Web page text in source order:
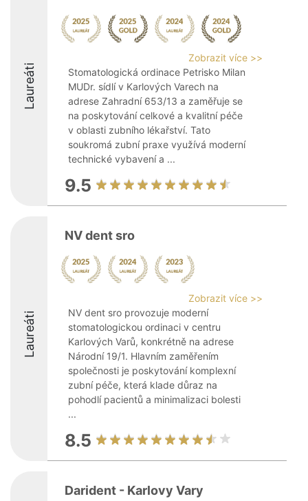
Laureáti
Zobrazit více >>
Stomatologická ordinace Petrisko Milan
MUDr. sídlí v Karlových Varech na
adrese Zahradní 653/13 a zaměřuje se
na poskytování celkové a kvalitní péče
v oblasti zubního lékařství. Tato
soukromá zubní praxe využívá moderní
technické vybavení a ...
9.5
Laureáti
NV dent sro
Zobrazit více >>
NV dent sro provozuje moderní
stomatologickou ordinaci v centru
Karlových Varů, konkrétně na adrese
Národní 19/1. Hlavním zaměřením
společnosti je poskytování komplexní
zubní péče, která klade důraz na
pohodlí pacientů a minimalizaci bolesti
...
8.5
Darident - Karlovy Vary